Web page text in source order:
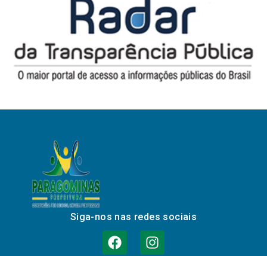
Siga-nos nas redes sociais